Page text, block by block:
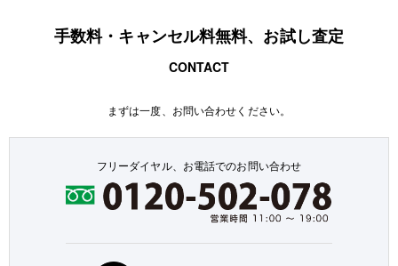
手数料・キャンセル料無料、お試し査定
CONTACT
まずは一度、お問い合わせください。
フリーダイヤル、お電話でのお問い合わせ